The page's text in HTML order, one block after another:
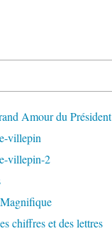
Amour du Président
villepin
villepin-2
chiffres et des lettres